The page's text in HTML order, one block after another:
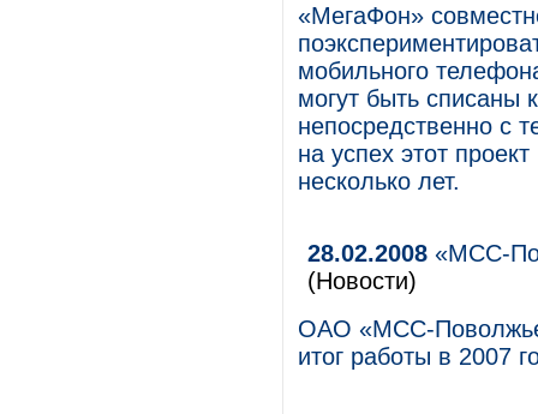
«МегаФон»
мобильного
могут быть списаны
непосредственно с
на успех этот
несколько лет.
28.02.2008 «МСС-
(Новости)
ОАО «МСС-
итог работы в 2007